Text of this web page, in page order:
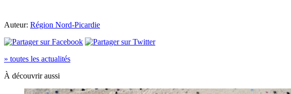
Auteur: Région Nord-Picardie
» toutes les actualités
À découvrir aussi